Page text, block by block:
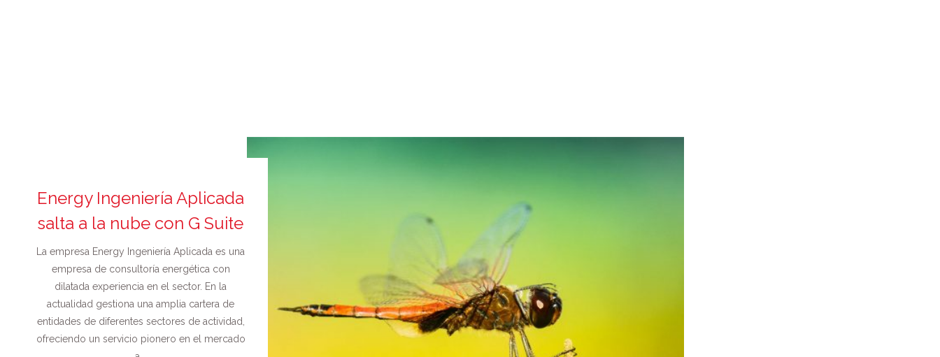
Energy Ingeniería Aplicada
salta a la nube con G Suite
La empresa Energy Ingeniería Aplicada es una
empresa de consultoría energética con
dilatada experiencia en el sector. En la
actualidad gestiona una amplia cartera de
entidades de diferentes sectores de actividad,
ofreciendo un servicio pionero en el mercado